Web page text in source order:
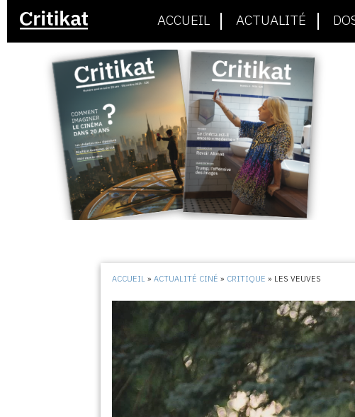
ACCUEIL ACTUALITÉ
ACCUEIL »ACTUALITÉ CINÉ » CRITIQUE » LES VEUVES